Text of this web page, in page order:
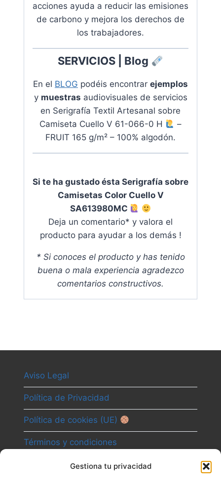
Gestiona tu privacidad
acciones ayuda a reducir las emisiones
de carbono y mejora los derechos de
los trabajadores.
SERVICIOS | Blog
En el BLOG podéis encontrar ejemplos
y muestras audiovisuales de servicios
en Serigrafía Textil Artesanal sobre
Camiseta Cuello V 61-066-0 H
–
FRUIT 165 g/m² – 100% algodón.
Si te ha gustado ésta Serigrafía sobre
Camisetas Color Cuello V
SA613980MC
Deja un comentario* y valora el
producto para ayudar a los demás !
* Si conoces el producto y has tenido
buena o mala experiencia agradezco
comentarios constructivos.
Aviso Legal
Política de Privacidad
Política de cookies (UE)
Términos y condiciones